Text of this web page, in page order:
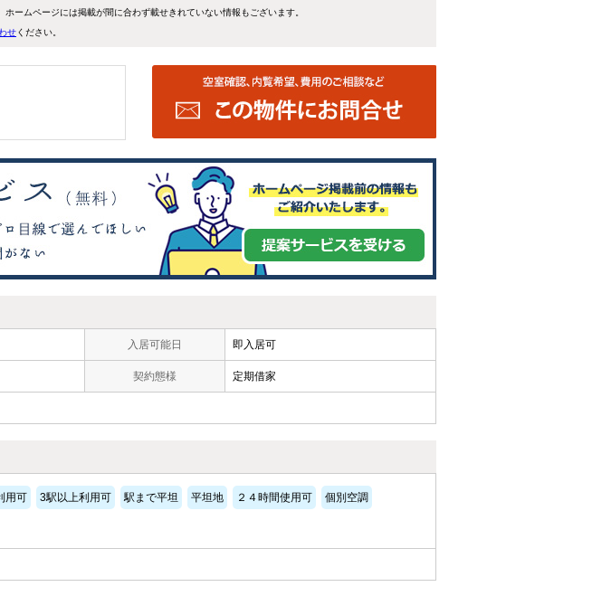
ームページには掲載が間に合わず載せきれていない情報もございます。
せください。
入居可能日 即入居可
契約態様 定期借家
用可 3駅以上利用可 駅まで平坦 平坦地 ２４時間使用可 個別空調